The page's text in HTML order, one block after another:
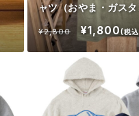
ャツ（おやま・ガス
¥2,800 ¥1,800(税